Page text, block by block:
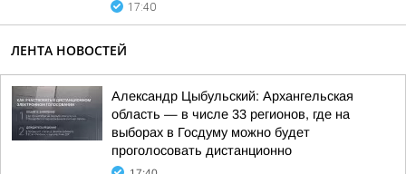
17:40
ЛЕНТА НОВОСТЕЙ
Александр Цыбульский: Архангельская
область — в числе 33 регионов, где на
выборах в Госдуму можно будет
проголосовать дистанционно